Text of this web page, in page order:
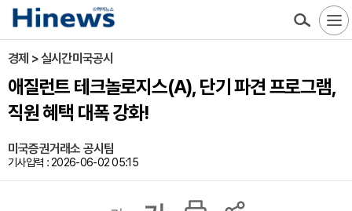
경제 > 실시간미국공시
애질런트 테크놀로지스(A), 단기 파견 프로그램,
직원 혜택 대폭 강화!
미국증권거래소 공시팀
기사입력 : 2026-06-02 05:15